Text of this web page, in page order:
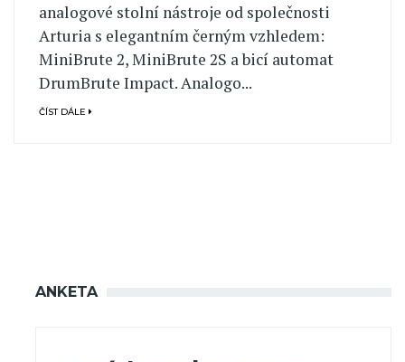
analogové stolní nástroje od společnosti
Arturia s elegantním černým vzhledem:
MiniBrute 2, MiniBrute 2S a bicí automat
DrumBrute Impact. Analogo...
ČÍST DÁLE
ANKETA